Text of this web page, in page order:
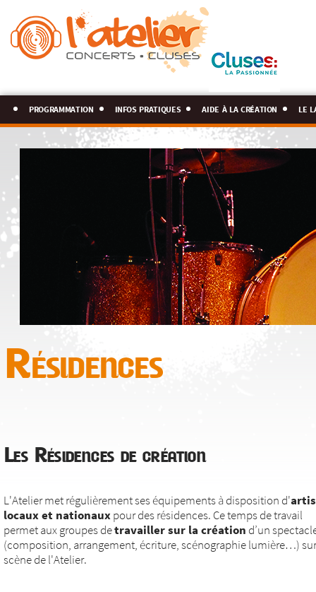
programmation infos pratiques aide à la création le
Résidences
Les Résidences de création
L'Atelier met régulièrement ses équipements à disposition d'
locaux et nationaux pour des résidences. Ce temps de travail
permet aux groupes detravailler sur la création d’un
(composition, arrangement, écriture, scénographie lumière…)
scène de l'Atelier.